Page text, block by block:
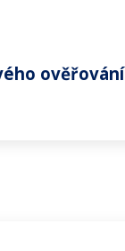
ověřování